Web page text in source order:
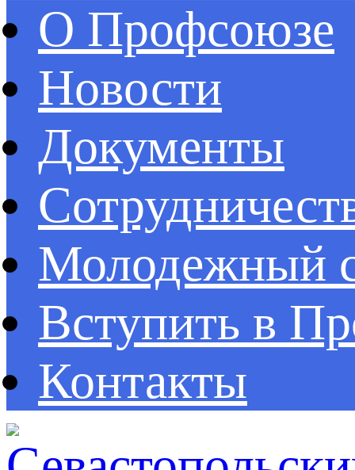
О Профсоюзе
Новости
Документы
Молодежный
Вступить в
Контакты